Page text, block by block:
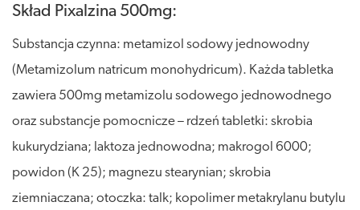
Skład Pixalzina 500mg:
Substancja czynna: metamizol sodowy jednowodny
(Metamizolum natricum monohydricum). Każda tabletka
zawiera 500mg metamizolu sodowego jednowodnego
oraz substancje pomocnicze – rdzeń tabletki: skrobia
kukurydziana; laktoza jednowodna; makrogol 6000;
powidon (K 25); magnezu stearynian; skrobia
ziemniaczana; otoczka: talk; kopolimer metakrylanu butylu